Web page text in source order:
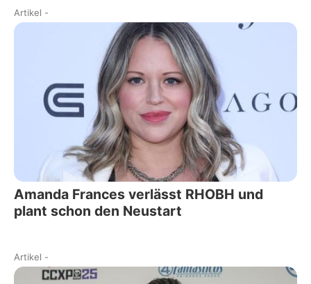
Artikel -
Amanda Frances verlässt RHOBH und
plant schon den Neustart
Artikel -